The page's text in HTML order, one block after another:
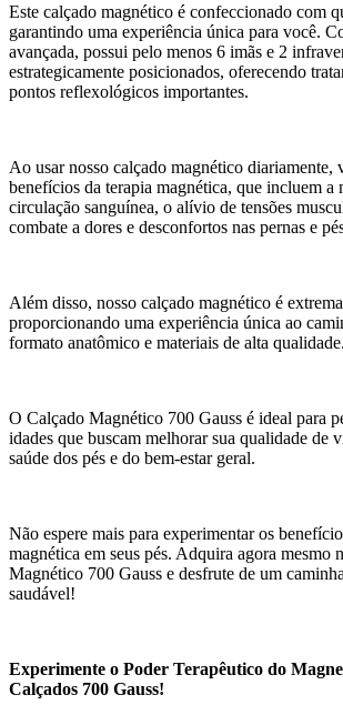
Este calçado magnético é confeccionado com
garantindo uma experiência única para você.
avançada, possui pelo menos 6 imãs e 2
estrategicamente posicionados, oferecendo
pontos reflexológicos importantes.
Ao usar nosso calçado magnético diariamente,
benefícios da terapia magnética, que incluem a
circulação sanguínea, o alívio de tensões
combate a dores e desconfortos nas pernas e
Além disso, nosso calçado magnético é
proporcionando uma experiência única ao
formato anatômico e materiais de alta qualidade.
O Calçado Magnético 700 Gauss é ideal para
idades que buscam melhorar sua qualidade de
saúde dos pés e do bem-estar geral.
Não espere mais para experimentar os
magnética em seus pés. Adquira agora mesmo
Magnético 700 Gauss e desfrute de um
saudável!
Experimente o Poder Terapêutico do
Calçados 700 Gauss!